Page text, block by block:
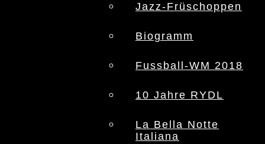
Jazz-Früschoppen
Biogramm
Fussball-WM 2018
10 Jahre RYDL
La Bella Notte
Italiana